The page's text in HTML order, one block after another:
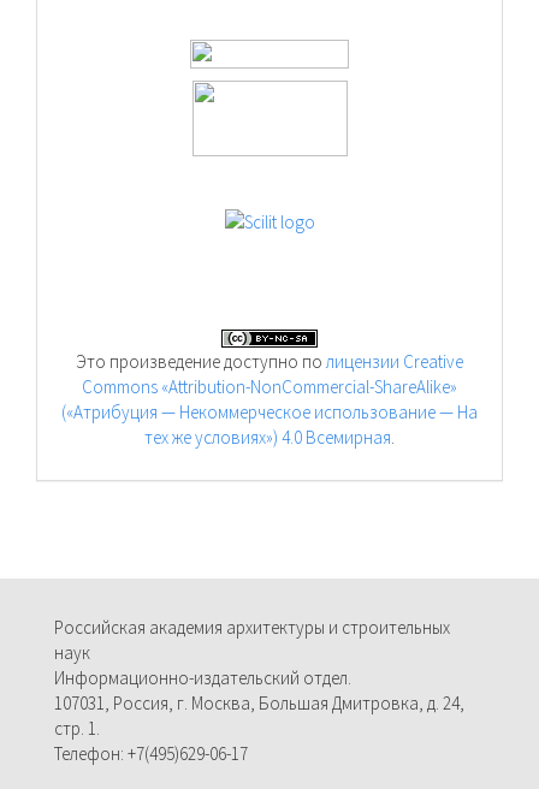
Это произведение доступно по лицензии Creative
Commons «Attribution-NonCommercial-ShareAlike»
(«Атрибуция — Некоммерческое использование — На
тех же условиях») 4.0 Всемирная
Российская академия архитектуры и строительных
наук
Информационно-издательский отдел.
107031, Россия, г. Москва, Большая Дмитровка, д. 24,
стр. 1.
Телефон: +7(495)629-06-17